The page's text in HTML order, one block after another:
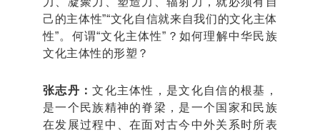
己的主体性”“文化自信就来自我们的文化主体
性”。何谓“文化主体性”？如何理解中华民族
文化主体性的形塑？
张志丹：文化主体性，是文化自信的根基，
是一个民族精神的脊梁，是一个国家和民族
在发展过程中、在面对古今中外关系时所表